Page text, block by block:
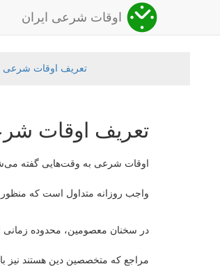
اوقات شرعی ایران
تعریف اوقات شرعی
تعریف اوقات
اوقات شرعی به وقت‌هایی گفته
واجب روزانه متداول است که
در سخنان معصومین، محدوده
مراجع که متخصصین دین هستند نیز